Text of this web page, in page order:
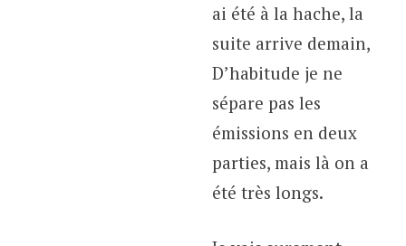
ai été à la hache, la
suite arrive demain,
D’habitude je ne
sépare pas les
émissions en deux
parties, mais là on a
été très longs.